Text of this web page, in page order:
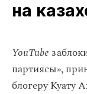
на
YouTube
партиясы»,
блогеру Куату